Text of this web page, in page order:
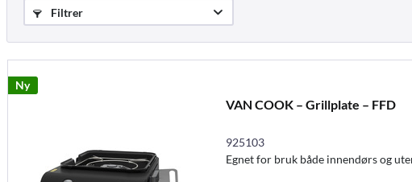
Filtrer
Ny
VAN COOK – Grillplate – FFD
925103
Egnet for bruk både innendørs og